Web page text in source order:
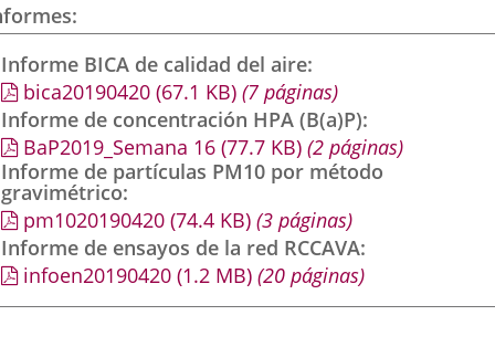
externa.externa.
Informe BICA de calidad del aire
bica20190420 (67.1 KB) (7 páginas)
Informe de concentración HPA (B(a)P)
BaP2019_Semana 16 (77.7 KB) (2 páginas)
Informe de partículas PM10 por método
gravimétrico
pm1020190420 (74.4 KB) (3 páginas)
Informe de ensayos de la red RCCAVA
infoen20190420 (1.2 MB) (20 páginas)